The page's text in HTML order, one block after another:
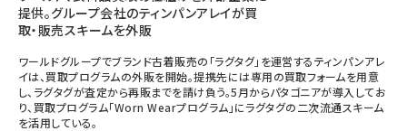
提供。グループ会社のティンパンアレイが買
取・販売スキームを外販
ワールドグループでブランド古着販売の「ラグタグ」を運営するティンパンアレ
イは、買取プログラムの外販を開始。提携先には専用の買取フォームを用意
し、ラグタグが査定から再販までを請け負う。5月からパタゴニアが導入してお
り、買取プログラム「Worn Wearプログラム」にラグタグの二次流通スキーム
を活用している。